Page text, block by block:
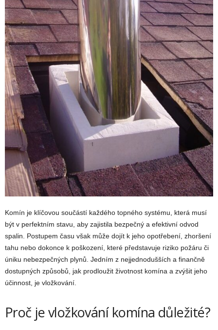
Komín je klíčovou součástí každého topného systému, která musí
být v perfektním stavu, aby zajistila bezpečný a efektivní odvod
spalin. Postupem času však může dojít k jeho opotřebení, zhoršení
tahu nebo dokonce k poškození, které představuje riziko požáru či
úniku nebezpečných plynů. Jedním z nejjednodušších a finančně
dostupných způsobů, jak prodloužit životnost komína a zvýšit jeho
účinnost, je vložkování.
Proč je vložkování komína důležité?